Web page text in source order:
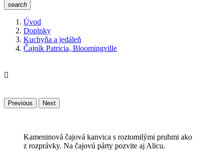
search
Úvod
Doplnky
Kuchyňa a jedáleň
Čajník Patricia, Bloomingville

Previous Next
Kameninová čajová kanvica s roztomilými pruhmi ako
z rozprávky. Na čajovú párty pozvite aj Alicu.